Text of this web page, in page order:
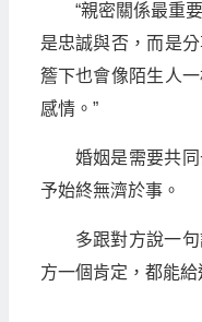
“親密關係最重
是忠誠與否，而是
簷下也會像陌生人
感情。”
婚姻是需要共
予始終無濟於事。
多跟對方說一
方一個肯定，都能給